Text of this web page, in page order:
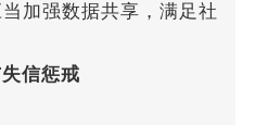
加强数据共享，满足社
信惩戒